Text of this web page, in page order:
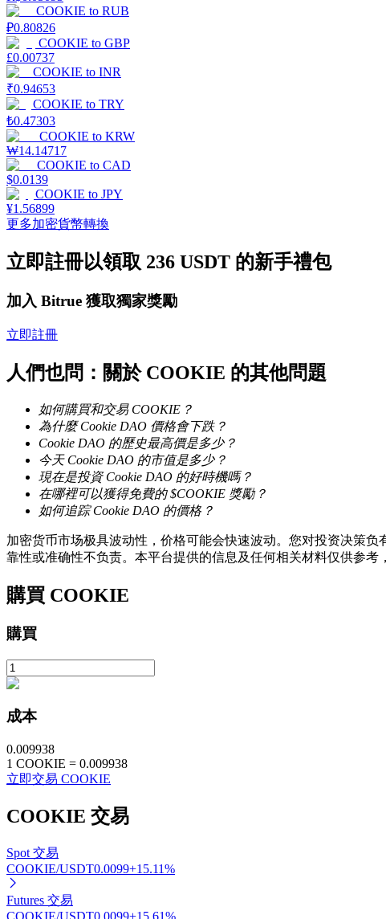
增值寶
使您的資產穩定增值
Launchpool
活期質押獲得熱門資產
鎖倉BTR
借貸寶
借貸數字貨幣，及時且安全的服務
COOKIE to RUB
₽0.80826
COOKIE to GBP
£0.00737
COOKIE to INR
₹0.94653
COOKIE to TRY
₺0.47303
COOKIE to KRW
₩14.14717
COOKIE to CAD
$0.0139
COOKIE to JPY
¥1.56899
更多加密貨幣轉換
立即註冊以領取 236 USDT 的新手禮包
加入 Bitrue 獲取獨家獎勵
立即註冊
人們也問：關於 COOKIE 的其他問題
如何購買和交易 COOKIE？
為什麼 Cookie DAO 價格會下跌？
Cookie DAO 的歷史最高價是多少？
今天 Cookie DAO 的市值是多少？
現在是投資 Cookie DAO 的好時機嗎？
在哪裡可以獲得免費的 $COOKIE 獎勵？
如何追踪 Cookie DAO 的價格？
加密货币市场极具波动性，价格可能会快速波动。您对投资决策
靠性或准确性不负责。本平台提供的信息及任何相关材料仅供参
購買 COOKIE
購買
成本
0.009938
1 COOKIE = 0.009938
立即交易 COOKIE
COOKIE 交易
Spot 交易
COOKIE/USDT0.0099+15.11%
Futures 交易